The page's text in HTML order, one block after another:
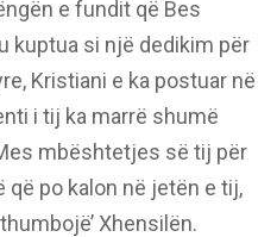
e fundit që Bes
kuptua si një dedikim për
Kristiani e ka postuar në
i tij ka marrë shumë
mbështetjes së tij për
po kalon në jetën e tij,
Xhensilën.